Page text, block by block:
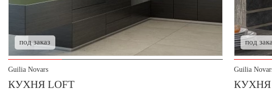
под заказ
Guilia Novars
КУХНЯ LOFT
под
Guilia
КУХНЯ